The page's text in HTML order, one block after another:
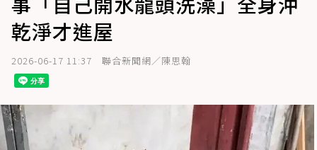
乾淨才進屋
2026-06-17 11:37 聯合新聞網／陳思翰